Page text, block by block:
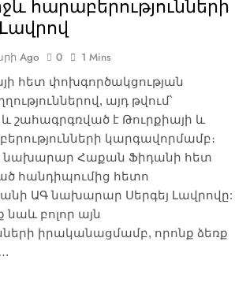
հարաբերությունների
Ago 0 1 Mins
հետ փոխգործակցության
այդ թվում՝
շահագրգռված է Թուրքիայի և
կարգավորմամբ։
նախարար Հաքան Ֆիդանի հետ
հանդիպումից հետո
ԱԳ նախարար Սերգեյ Լավրովը:
բոլոր այն
իրականացմամբ, որոնք ձեռք